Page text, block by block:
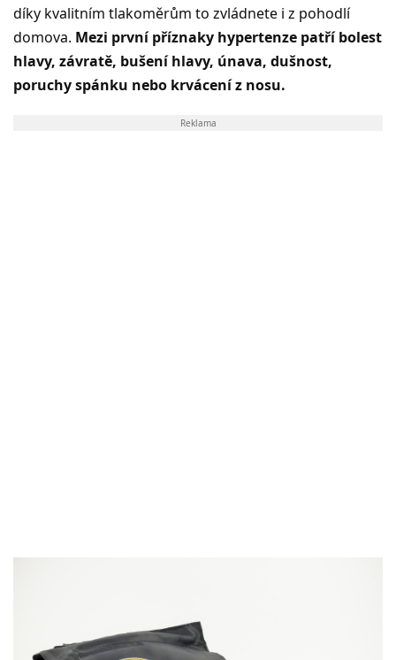
díky kvalitním tlakoměrům to zvládnete i z pohodlí
domova. Mezi první příznaky hypertenze patří bolest
hlavy, závratě, bušení hlavy, únava, dušnost,
poruchy spánku nebo krvácení z nosu.
Reklama